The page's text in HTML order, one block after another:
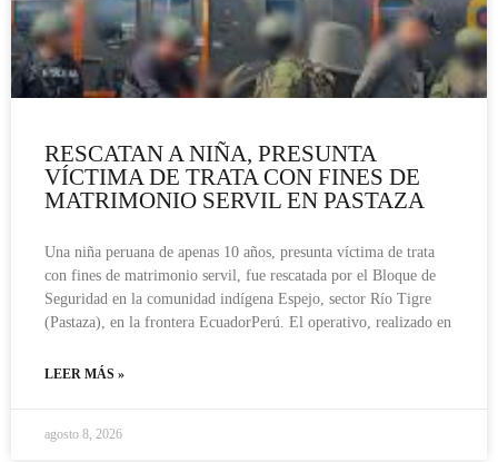
RESCATAN A NIÑA, PRESUNTA
VÍCTIMA DE TRATA CON FINES DE
MATRIMONIO SERVIL EN PASTAZA
Una niña peruana de apenas 10 años, presunta víctima de trata
con fines de matrimonio servil, fue rescatada por el Bloque de
Seguridad en la comunidad indígena Espejo, sector Río Tigre
(Pastaza), en la frontera EcuadorPerú. El operativo, realizado en
LEER MÁS »
agosto 8, 2026